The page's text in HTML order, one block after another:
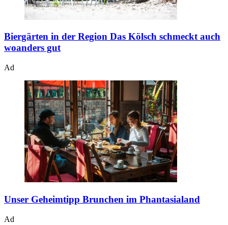
Biergärten in der Region Das Kölsch schmeckt auch
woanders gut
Ad
Unser Geheimtipp Brunchen im Phantasialand
Ad